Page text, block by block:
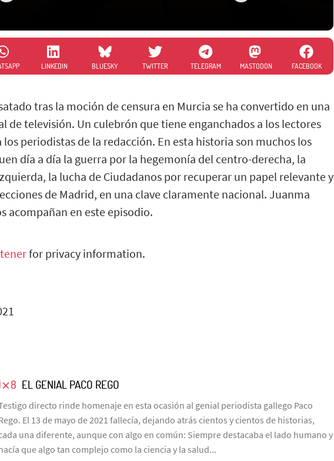
LINKEDIN BLUESKY TWITTER TELEGRAM MASTODON FACEBOOK
tras la moción de censura en Murcia se ha convertido en una
de televisión. Un culebrón que tiene enganchados a los lectores
periodistas de la redacción. En esta historia son muchos los
día a día la guerra por la hegemonía del centro-derecha, la
la lucha de Ciudadanos por recuperar un papel relevante y
de Madrid, en una clave claramente nacional. Juanma
acompañan en este episodio.
for privacy information.
EL GENIAL PACO REGO
directo rinde homenaje en esta ocasión al genial periodista gallego Paco
El 13 de mayo de 2021 fallecía, dejando atrás cientos y cientos de historias,
una diferente, aunque con algo en común: Siempre destacaba el lado humano y
que algo tan complejo como la ciencia y la salud...